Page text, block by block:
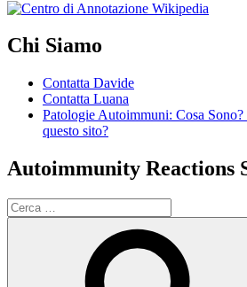
Chi Siamo
Contatta Davide
Contatta Luana
Patologie Autoimmuni: Cosa
questo sito?
Autoimmunity Reactions
Cerca: